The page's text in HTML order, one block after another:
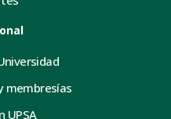
membresías
UPSA